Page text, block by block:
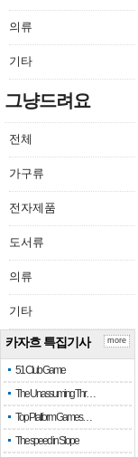
의류
기타
그냥드려요
전체
가구류
전자제품
도서류
의류
기타
카자흐 특집기사
51 Club Game
The Unassuming Thr…
Top Platform Games…
The speed in Slope
more